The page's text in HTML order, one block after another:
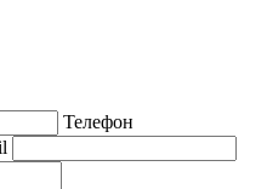
Телефон